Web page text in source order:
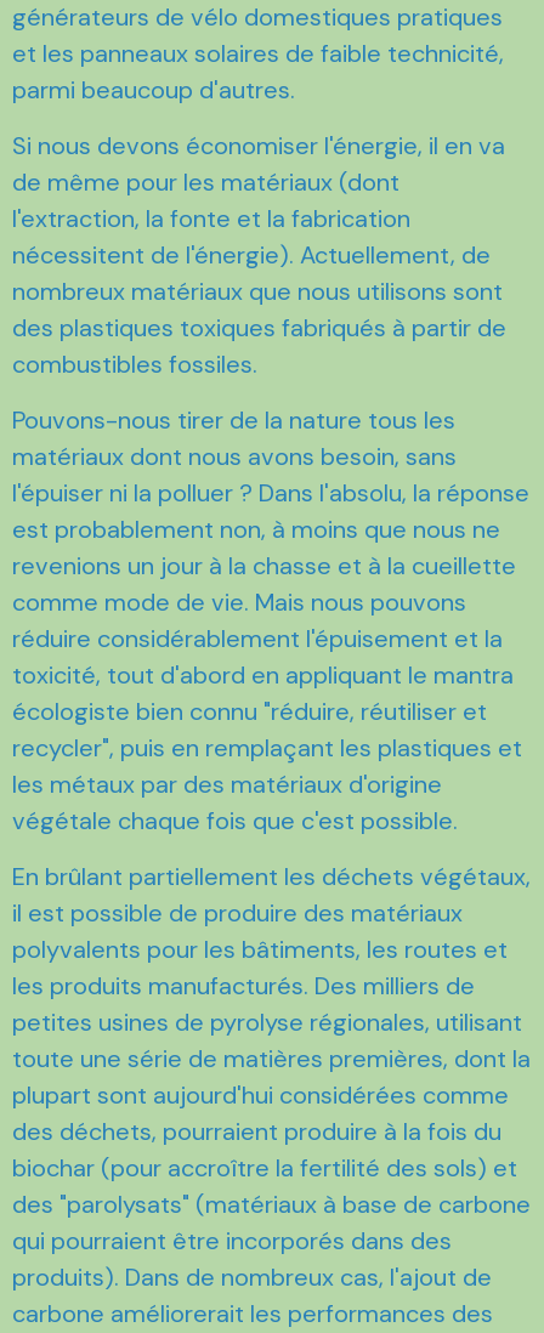
générateurs de vélo domestiques pratiques
et les panneaux solaires de faible technicité,
parmi beaucoup d'autres.
Si nous devons économiser l'énergie, il en va
de même pour les matériaux (dont
l'extraction, la fonte et la fabrication
nécessitent de l'énergie). Actuellement, de
nombreux matériaux que nous utilisons sont
des plastiques toxiques fabriqués à partir de
combustibles fossiles.
Pouvons-nous tirer de la nature tous les
matériaux dont nous avons besoin, sans
l'épuiser ni la polluer ? Dans l'absolu, la réponse
est probablement non, à moins que nous ne
revenions un jour à la chasse et à la cueillette
comme mode de vie. Mais nous pouvons
réduire considérablement l'épuisement et la
toxicité, tout d'abord en appliquant le mantra
écologiste bien connu "réduire, réutiliser et
recycler", puis en remplaçant les plastiques et
les métaux par des matériaux d'origine
végétale chaque fois que c'est possible.
En brûlant partiellement les déchets végétaux,
il est possible de produire des matériaux
polyvalents pour les bâtiments, les routes et
les produits manufacturés. Des milliers de
petites usines de pyrolyse régionales, utilisant
toute une série de matières premières, dont la
plupart sont aujourd'hui considérées comme
des déchets, pourraient produire à la fois du
biochar (pour accroître la fertilité des sols) et
des "parolysats" (matériaux à base de carbone
qui pourraient être incorporés dans des
produits). Dans de nombreux cas, l'ajout de
carbone améliorerait les performances des